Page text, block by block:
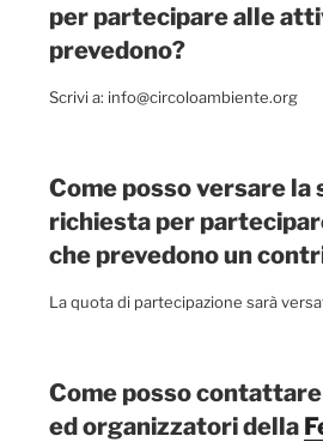
per partecipare alle
prevedono?
Scrivi a: info@circoloambiente.org
Come posso versare la
richiesta per
che prevedono un
La quota di partecipazione sarà
Come posso
ed organizzatori della